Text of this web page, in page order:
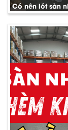
Có nên lót sàn